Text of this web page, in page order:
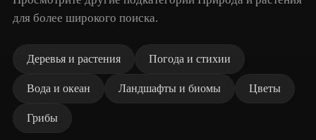
для более широкого поиска.
Деревья и растения Погода и стихии
Вода и океан Ландшафты и биомы Цветы
Грибы